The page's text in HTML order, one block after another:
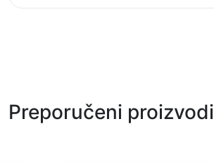
Preporučeni proizvodi